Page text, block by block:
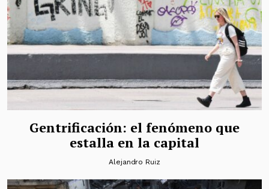
Gentrificación: el fenómeno que
estalla en la capital
Alejandro Ruiz